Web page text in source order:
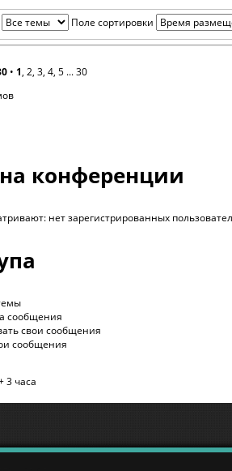
Поле сортировки
• 1, 2, 3, 4, 5 ...30
конференции
нет зарегистрированных
сообщения
свои сообщения
сообщения
3 часа